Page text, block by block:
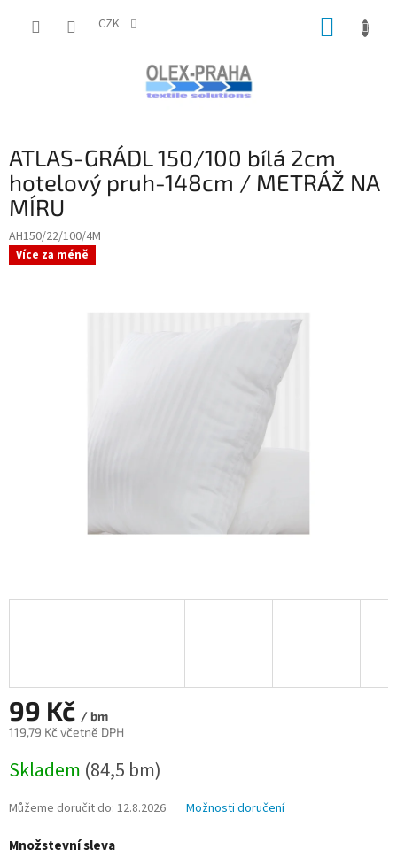
CZK
ATLAS-GRÁDL 150/100 bílá 2cm
hotelový pruh-148cm / METRÁŽ NA
MÍRU
AH150/22/100/4M
Více za méně
99 Kč / bm
119,79 Kč včetně DPH
cena:
Skladem (84,5 bm)
Můžeme doručit do: 12.8.2026 Možnosti doručení
Množstevní sleva